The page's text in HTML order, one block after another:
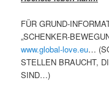
FÜR GRUND-
„SCHENKER-
www.global-love.eu…
STELLEN BRAUCHT,
SIND…)